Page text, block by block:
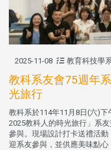
2025-11-08 教育科技學
教科系友會75週年
光旅行
教科系於114年11月8日(六)
2025教科人的時光旅行」系
參與。現場設計打卡送禮活
迎系友參與，並供應美味點心